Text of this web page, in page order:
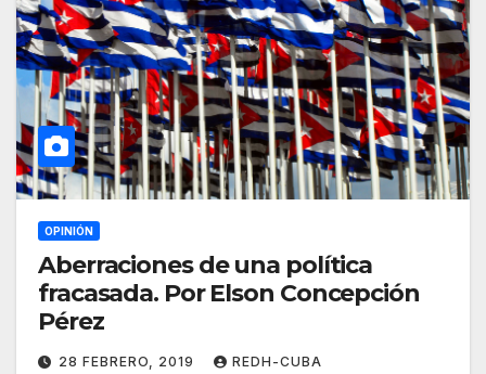
OPINIÓN
Aberraciones de una política
fracasada. Por Elson Concepción
Pérez
28 FEBRERO, 2019 REDH-CUBA